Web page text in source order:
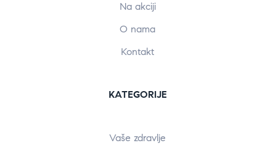
Na akciji
O nama
Kontakt
KATEGORIJE
Vaše zdravlje